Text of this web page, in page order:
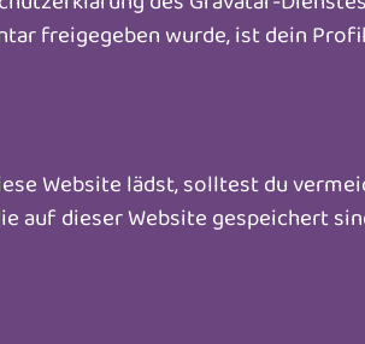
freigegeben wurde, ist dein
Website lädst, solltest du
auf dieser Website gespeichert